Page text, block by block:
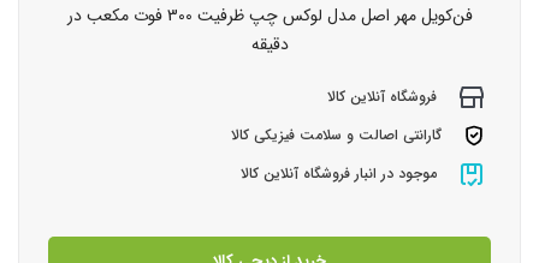
فن‌کویل مهر اصل مدل لوکس چپ ظرفیت 300 فوت مکعب در
دقیقه
فروشگاه آنلاین کالا
گارانتی اصالت و سلامت فیزیکی کالا
موجود در انبار فروشگاه آنلاین کالا